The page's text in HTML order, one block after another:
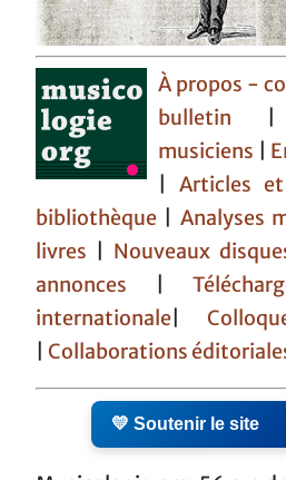
À propos -
bulletin
musiciens
|Articles
bibliothèque
Analyses
livres
Nouveaux
annonces
internationale
Collaborations
💛 Soutenir le site